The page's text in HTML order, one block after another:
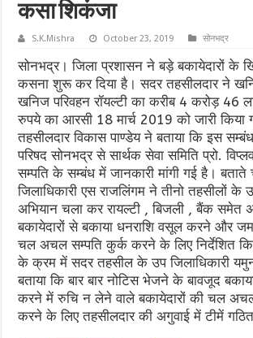
कसा शिकंजा
S.K.Mishra October 23, 2019 सोनभद्र
सोनभद्र। जिला प्रशासन ने बड़े बकायेदारों के
कसना शुरू कर दिया है। सदर तहसीलदार ने
खनिज परिवहन रॉयल्टी का करीब 4 करोड़ 46
रुपये का आरसी 18 मार्च 2019 को जारी किया
तहसीलदार विकास पाण्डेय ने बताया कि इस
परिषद सोनभद्र से सार्थक सेवा समिति प्रो.
सम्पति के सम्बंध में जानकारी मांगी गई है।
जिलाधिकारी एस राजलिंगम ने तीनो तहसीलों के
अभियान चला कर रायल्टी , बिजली , बैंक समेत
बकायेदारों से बकाया धनराशि वसूल करने और
चल अचल सम्पति कुर्क करने के लिए निर्देशित
के क्रम में सदर तहसील के उप जिलाधिकारी
बताया कि बार बार नोटिस भेजने के बावजूद
करने में रुचि न लेने वाले बकायेदारों की चल
करने के लिए तहसीलदार की अगुवाई में टीमें